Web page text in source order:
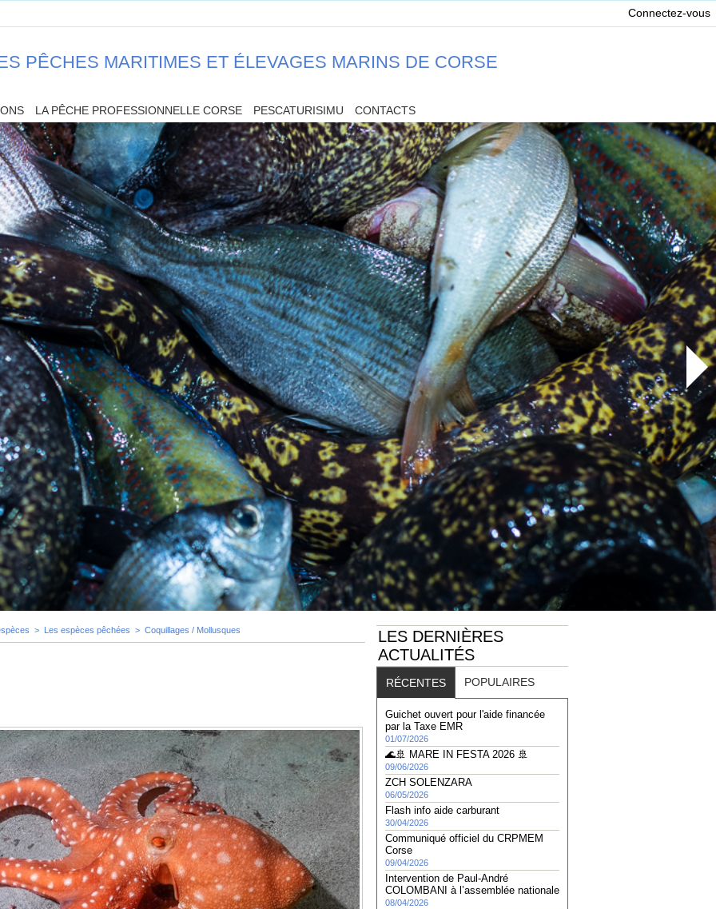
Connectez-vous
PÊCHES MARITIMES ET ÉLEVAGES MARINS DE CORSE
LA PÊCHE PROFESSIONNELLE CORSE PESCATURISIMU CONTACTS
> Les espèces pêchées > Coquillages / Mollusques
LES DERNIÈRES
ACTUALITÉS
RÉCENTES POPULAIRES
Guichet ouvert pour l'aide financée
par la Taxe EMR
01/07/2026
🌊🚢 MARE IN FESTA 2026 🚢
09/06/2026
ZCH SOLENZARA
06/05/2026
Flash info aide carburant
30/04/2026
Communiqué officiel du CRPMEM
Corse
09/04/2026
Intervention de Paul-André
COLOMBANI à l’assemblée nationale
08/04/2026